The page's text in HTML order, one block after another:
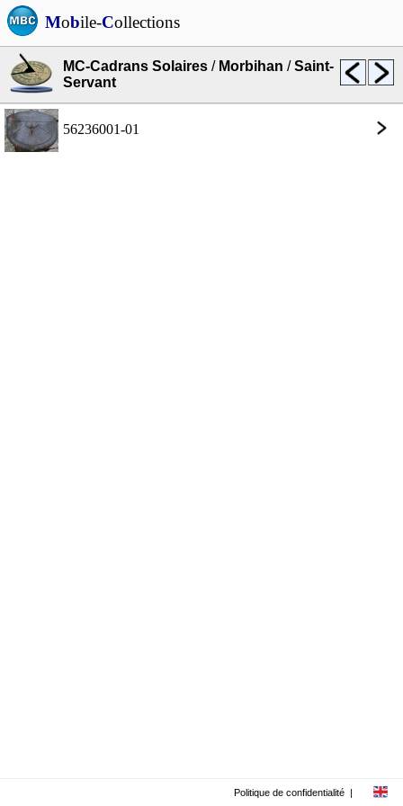
Mobile-Collections
MC-Cadrans Solaires / Morbihan /Saint-
Servant
56236001-01
Politique de confidentialité |